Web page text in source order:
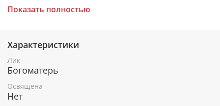
одобрение русской православной церкви.
При окончательном оформлении образа
использовались специальные фронтажные грунты,
выравнивающие лаки и темперные краски. Венец и
поля иконы вручную украшены рельефным
орнаментом, полудрагоценными камнями и
натуральным жемчугом.
Показать полностью
Характеристики
Лик
Богоматерь
Освящена
Нет